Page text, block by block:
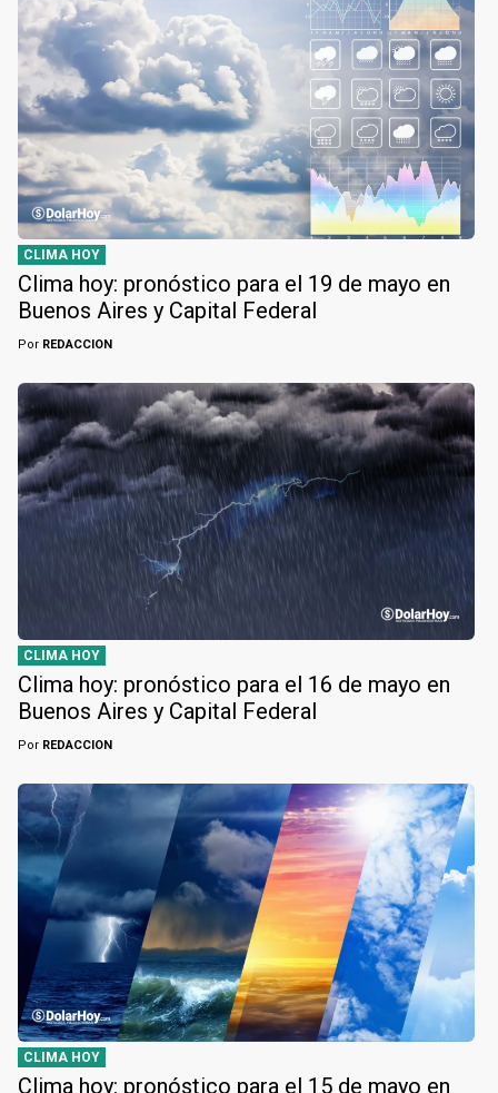
CLIMA HOY
Clima hoy: pronóstico para el 19 de mayo en
Buenos Aires y Capital Federal
Por REDACCION
CLIMA HOY
Clima hoy: pronóstico para el 16 de mayo en
Buenos Aires y Capital Federal
Por REDACCION
CLIMA HOY
Clima hoy: pronóstico para el 15 de mayo en